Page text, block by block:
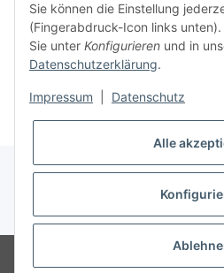
* Alle Preise inkl. gesetzlicher USt., zzgl.
Sie können die Einstellung
(Fingerabdruck-Icon links
Sie unter Konfigurieren und in
Datenschutzerklärung.
Impressum Datenschutz
Alle